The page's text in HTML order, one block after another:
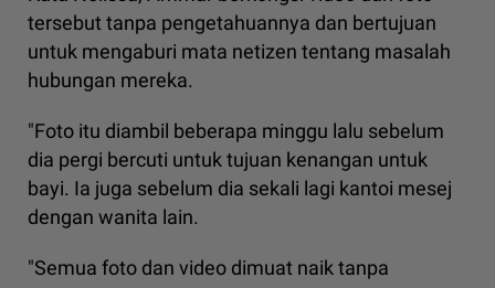
tersebut tanpa pengetahuannya dan bertujuan
untuk mengaburi mata netizen tentang masalah
hubungan mereka.
"Foto itu diambil beberapa minggu lalu sebelum
dia pergi bercuti untuk tujuan kenangan untuk
bayi. Ia juga sebelum dia sekali lagi kantoi mesej
dengan wanita lain.
"Semua foto dan video dimuat naik tanpa